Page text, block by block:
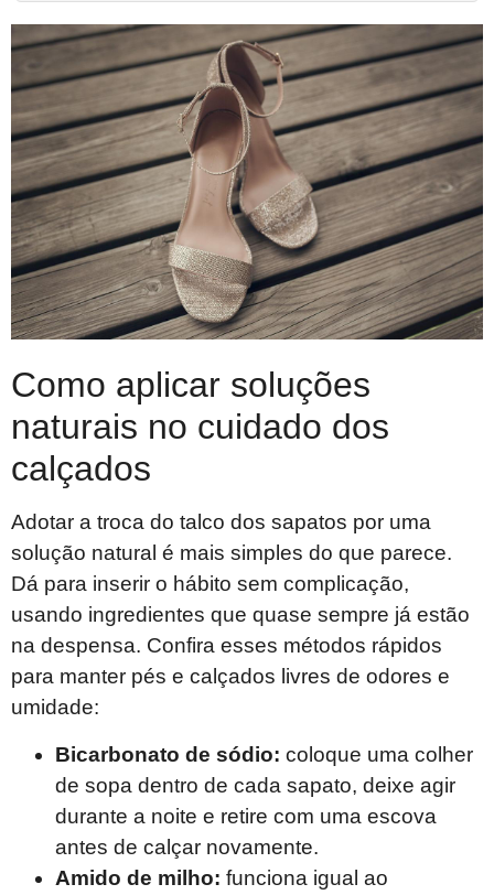
Como aplicar soluções
naturais no cuidado dos
calçados
Adotar a troca do talco dos sapatos por uma
solução natural é mais simples do que parece.
Dá para inserir o hábito sem complicação,
usando ingredientes que quase sempre já estão
na despensa. Confira esses métodos rápidos
para manter pés e calçados livres de odores e
umidade:
Bicarbonato de sódio: coloque uma colher
de sopa dentro de cada sapato, deixe agir
durante a noite e retire com uma escova
antes de calçar novamente.
Amido de milho: funciona igual ao